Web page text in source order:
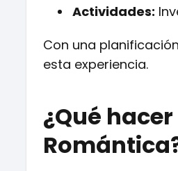
Actividades:
Con una
esta experiencia.
¿Qué